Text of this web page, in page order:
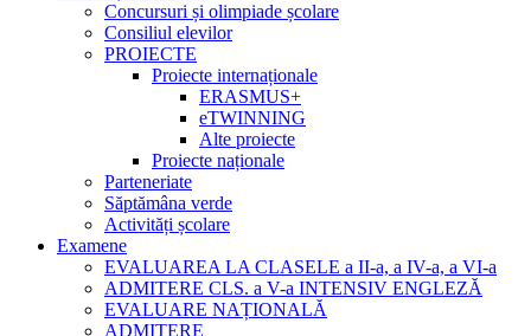
Concursuri și olimpiade școlare
Consiliul elevilor
PROIECTE
Proiecte internaționale
ERASMUS+
eTWINNING
Alte proiecte
Proiecte naționale
Parteneriate
Săptămâna verde
Activități școlare
Examene
EVALUAREA LA CLASELE a II-a, a IV-a, a VI-a
ADMITERE CLS. a V-a INTENSIV ENGLEZĂ
EVALUARE NAȚIONALĂ
ADMITERE